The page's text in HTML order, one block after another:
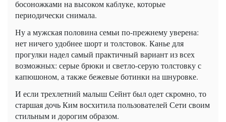
босоножками на высоком каблуке, которые
периодически снимала.
Ну а мужская половина семьи по-прежнему уверена:
нет ничего удобнее шорт и толстовок. Канье для
прогулки надел самый практичный вариант из всех
возможных: серые брюки и светло-серую толстовку с
капюшоном, а также бежевые ботинки на шнуровке.
И если трехлетний малыш Сейнт был одет скромно, то
старшая дочь Ким восхитила пользователей Сети своим
стильным и дорогим образом.